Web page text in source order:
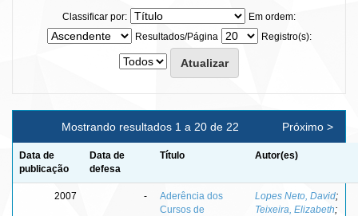
Classificar por:
Em ordem:
Resultados/Página
Registro(s):
Mostrando resultados 1 a 20 de 22 Próximo >
Data de
publicação
Data de
defesa
Título Autor(es)
2007 -
Aderência dos
Cursos de
Lopes Neto, David;
Teixeira, Elizabeth;